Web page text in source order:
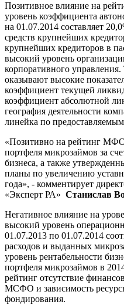
Позитивное влияние на
уровень коэффициента
на 01.07.2014 составляет
средств крупнейших
крупнейших кредиторов в
высокий уровень
корпоративного
оказывают высокие
коэффициент текущей
коэффициент абсолютной
география деятельности
линейка по
«Позитивно на рейтинг
портфеля микрозаймов за
бизнеса, а также
планы по увеличению
года», - комментирует
«Эксперт РА» Станислав
Негативное влияние на
высокий уровень
01.07.2013 по 01.07.2014
расходов и выданных
уровень рентабельности
портфеля микрозаймов в
рейтинг отсутствие
МСФО и зависимость
фондирования.